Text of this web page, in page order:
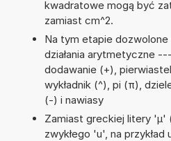
kwadratowe mogą być
zamiast cm^2.
Na tym etapie
działania arytmetyczne
dodawanie (+),
wykładnik (^), pi (π),
(-) i nawiasy
Zamiast greckiej litery 'µ'
zwykłego 'u', na przykład